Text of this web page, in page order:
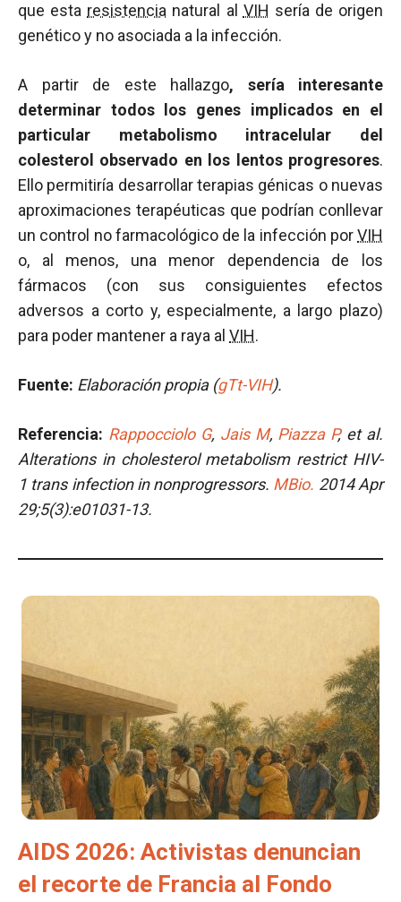
que esta resistencia natural al VIH sería de origen
genético y no asociada a la infección.
A partir de este hallazgo, sería interesante
determinar todos los genes implicados en el
particular metabolismo intracelular del
colesterol observado en los lentos progresores.
Ello permitiría desarrollar terapias génicas o nuevas
aproximaciones terapéuticas que podrían conllevar
un control no farmacológico de la infección porVIH
o, al menos, una menor dependencia de los
fármacos (con sus consiguientes efectos
adversos a corto y, especialmente, a largo plazo)
para poder mantener a raya al VIH.
Fuente: Elaboración propia (gTt-VIH).
Referencia: Rappocciolo G, Jais M, Piazza P,et al.
Alterations incholesterol metabolism restrict HIV-
1 trans infectioninnonprogressors. MBio. 2014 Apr
29;5(3):e01031-13.
AIDS 2026: Activistas denuncian
el recorte de Francia al Fondo